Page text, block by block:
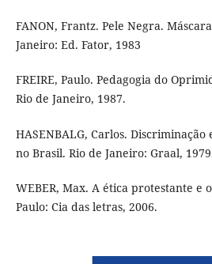
FANON, Frantz. Pele Negra.
Janeiro: Ed. Fator, 1983
FREIRE, Paulo. Pedagogia do
Rio de Janeiro, 1987.
HASENBALG, Carlos.
no Brasil. Rio de Janeiro: Graal,
WEBER, Max. A ética protestante e
Paulo: Cia das letras, 2006.